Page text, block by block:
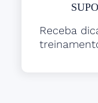
Receba